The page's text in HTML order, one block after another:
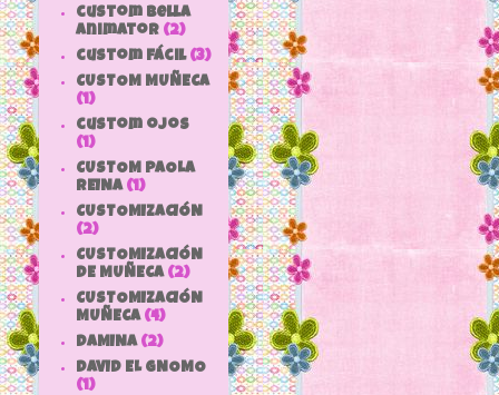
custom bella
animator (2)
custom fácil (3)
CUSTOM MUÑECA
(1)
custom ojos
(1)
CUSTOM PAOLA
REINA (1)
CUSTOMIZACIÓN
(2)
CUSTOMIZACIÓN
DE MUÑECA (2)
CUSTOMIZACIÓN
MUÑECA (4)
DAMINA (2)
DAVID EL GNOMO
(1)